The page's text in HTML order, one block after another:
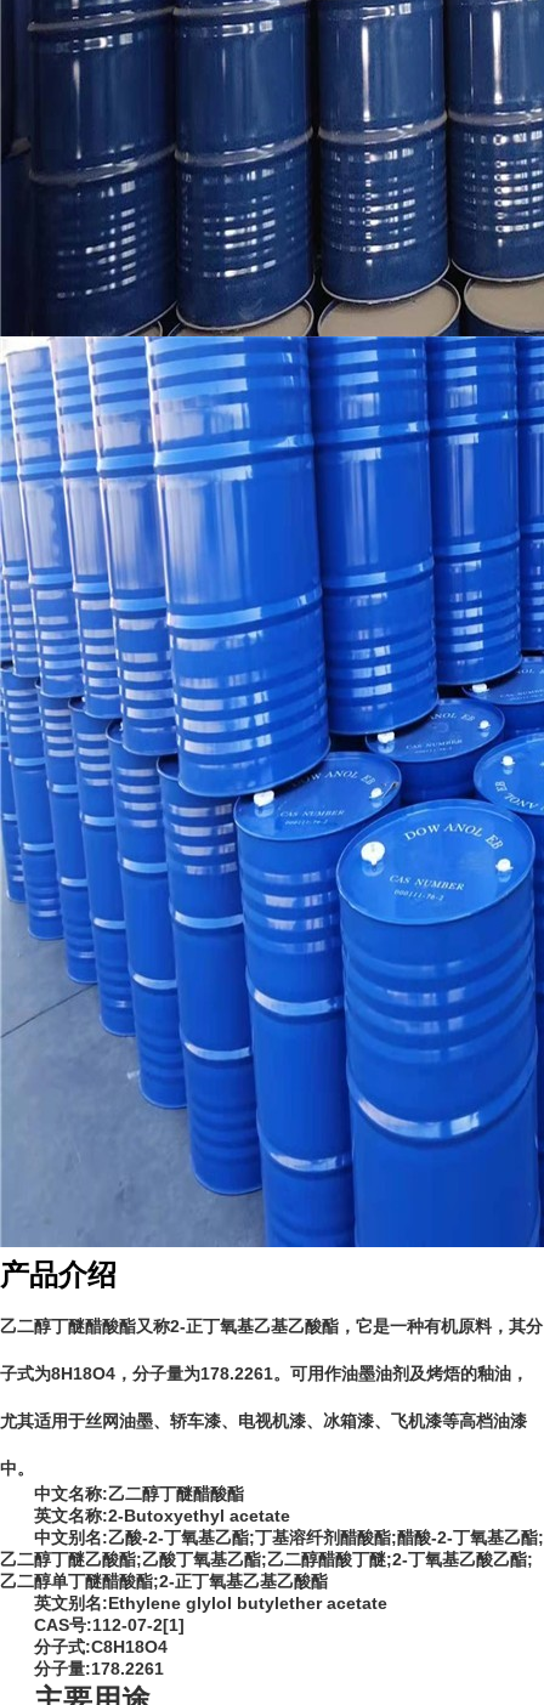
产品介绍
乙二醇丁醚醋酸酯又称2-正丁氧基乙基乙酸酯，它是一种有机原料，其分
子式为8H18O4，分子量为178.2261。可用作油墨油剂及烤焐的釉油，
尤其适用于丝网油墨、轿车漆、电视机漆、冰箱漆、飞机漆等高档油漆
中。
中文名称:乙二醇丁醚醋酸酯
英文名称:2-Butoxyethyl acetate
中文别名:乙酸-2-丁氧基乙酯;丁基溶纤剂醋酸酯;醋酸-2-丁氧基乙酯;
乙二醇丁醚乙酸酯;乙酸丁氧基乙酯;乙二醇醋酸丁醚;2-丁氧基乙酸乙酯;
乙二醇单丁醚醋酸酯;2-正丁氧基乙基乙酸酯
英文别名:Ethylene glylol butylether acetate
CAS号:112-07-2[1]
分子式:C8H18O4
分子量:178.2261